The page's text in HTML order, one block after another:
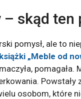
skąd ten
pomysł, ale to
„Meble od
Powstały
osobom, które